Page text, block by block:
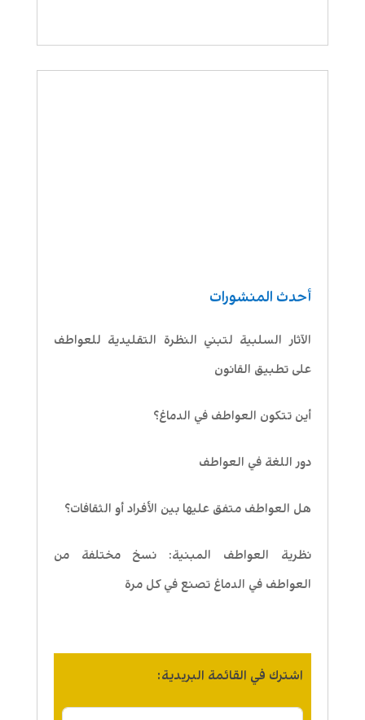
أحدث المنشورات
الآثار السلبية لتبني النظرة التقليدية للعواطف
على تطبيق القانون
أين تتكون العواطف في الدماغ؟
دور اللغة في العواطف
هل العواطف متفق عليها بين الأفراد أو الثقافات؟
نظرية العواطف المبنية: نسخ مختلفة من
العواطف في الدماغ تصنع في كل مرة
اشترك في القائمة البريدية: